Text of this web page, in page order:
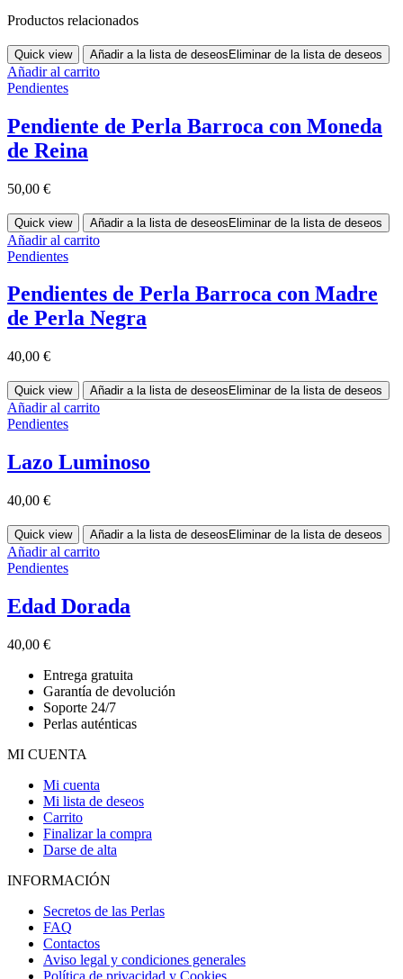
Productos relacionados
Quick view Añadir a la lista de deseosEliminar de la lista de deseos
Añadir al carrito
Pendientes
Pendiente de Perla Barroca con Moneda
de Reina
50,00 €
Quick view Añadir a la lista de deseosEliminar de la lista de deseos
Añadir al carrito
Pendientes
Pendientes de Perla Barroca con Madre
de Perla Negra
40,00 €
Quick view Añadir a la lista de deseos Eliminar de la lista de deseos
Añadir al carrito
Pendientes
Lazo Luminoso
40,00 €
Quick view Añadir a la lista de deseos Eliminar de la lista de deseos
Añadir al carrito
Pendientes
Edad Dorada
40,00 €
Entrega gratuita
Garantía de devolución
Soporte 24/7
Perlas auténticas
MI CUENTA
Mi cuenta
Mi lista de deseos
Carrito
Finalizar la compra
Darse de alta
INFORMACIÓN
Secretos de las Perlas
FAQ
Contactos
Aviso legal y condiciones generales
Política de privacidad y Cookies